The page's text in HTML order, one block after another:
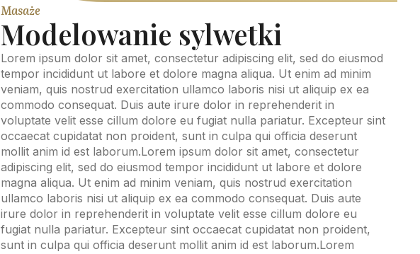
Masaże
Modelowanie sylwetki
Lorem ipsum dolor sit amet, consectetur adipiscing elit, sed do eiusmod
tempor incididunt ut labore et dolore magna aliqua. Ut enim ad minim
veniam, quis nostrud exercitation ullamco laboris nisi ut aliquip ex ea
commodo consequat. Duis aute irure dolor in reprehenderit in
voluptate velit esse cillum dolore eu fugiat nulla pariatur. Excepteur sint
occaecat cupidatat non proident, sunt in culpa qui officia deserunt
mollit anim id est laborum.Lorem ipsum dolor sit amet, consectetur
adipiscing elit, sed do eiusmod tempor incididunt ut labore et dolore
magna aliqua. Ut enim ad minim veniam, quis nostrud exercitation
ullamco laboris nisi ut aliquip ex ea commodo consequat. Duis aute
irure dolor in reprehenderit in voluptate velit esse cillum dolore eu
fugiat nulla pariatur. Excepteur sint occaecat cupidatat non proident,
sunt in culpa qui officia deserunt mollit anim id est laborum.Lorem